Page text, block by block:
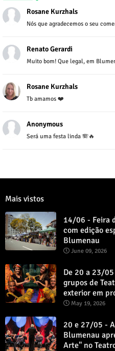
Rosane Kurzhals
Nós que agradecemos o seu
Renato Gerardi
Muito bom! Que legal, em
Rosane Kurzhals
Tb amamos ❤️
Anonymous
Será uma festa linda 🪗🔥
Mais vistos
14/06 - Feira
com edição
Blumenau
June 09, 2026
De 20 a 23/
grupos de
exterior em
May 19, 2026
20 e 27/05 -
Blumenau
Arte" no